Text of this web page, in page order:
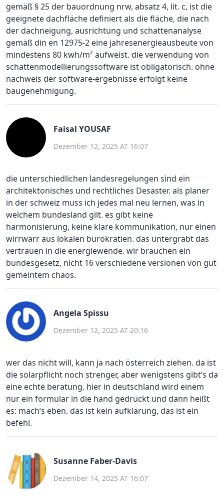
gemäß § 25 der bauordnung nrw, absatz 4, lit. c, ist die
geeignete dachfläche definiert als die fläche, die nach
der dachneigung, ausrichtung und schattenanalyse
gemäß din en 12975-2 eine jahresenergieausbeute von
mindestens 80 kwh/m² aufweist. die verwendung von
schattenmodellierungssoftware ist obligatorisch. ohne
nachweis der software-ergebnisse erfolgt keine
baugenehmigung.
Faisal YOUSAF
Dezember 12, 2025 AT 16:07
die unterschiedlichen landesregelungen sind ein
architektonisches und rechtliches Desaster. als planer
in der schweiz muss ich jedes mal neu lernen, was in
welchem bundesland gilt. es gibt keine
harmonisierung, keine klare kommunikation, nur einen
wirrwarr aus lokalen bürokratien. das untergräbt das
vertrauen in die energiewende. wir brauchen ein
bundesgesetz, nicht 16 verschiedene versionen von gut
gemeintem chaos.
Angela Spissu
Dezember 12, 2025 AT 20:16
wer das nicht will, kann ja nach österreich ziehen. da ist
die solarpflicht noch strenger, aber wenigstens gibt’s da
eine echte beratung. hier in deutschland wird einem
nur ein formular in die hand gedrückt und dann heißt
es: mach’s eben. das ist kein aufklärung, das ist ein
befehl.
Susanne Faber-Davis
Dezember 14, 2025 AT 16:07